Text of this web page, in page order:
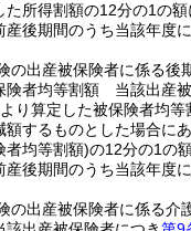
た所得割額の12分の1の
産後期間のうち当該年度
の出産被保険者に係る後
険者均等割額 当該出産
り算定した被保険者均等
額するものとした場合に
者均等割額)の12分の1の
産後期間のうち当該年度
の出産被保険者に係る介